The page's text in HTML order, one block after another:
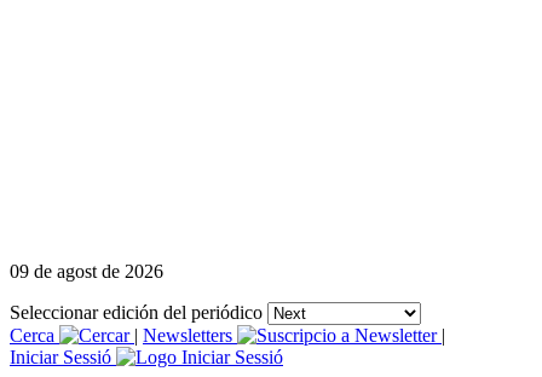
09 de agost de 2026
Seleccionar edición del periódico
Cerca
| Newsletters
|
Iniciar Sessió